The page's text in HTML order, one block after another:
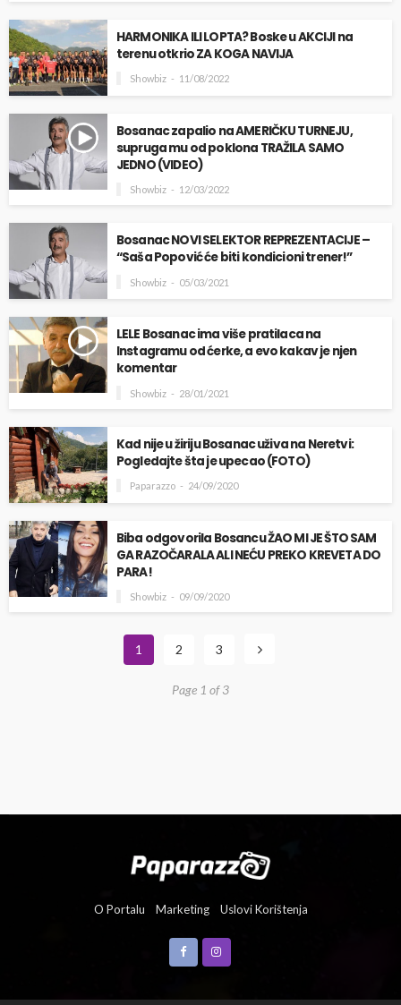
HARMONIKA ILI LOPTA? Boske u AKCIJI na
terenu otkrio ZA KOGA NAVIJA
Showbiz 11/08/2022
Bosanac zapalio na AMERIČKU TURNEJU,
supruga mu od poklona TRAŽILA SAMO
JEDNO (VIDEO)
Showbiz 12/03/2022
Bosanac NOVI SELEKTOR REPREZENTACIJE –
“Saša Popović će biti kondicioni trener!”
Showbiz 05/03/2021
LELE Bosanac ima više pratilaca na
Instagramu od ćerke, a evo kakav je njen
komentar
Showbiz 28/01/2021
Kad nije u žiriju Bosanac uživa na Neretvi:
Pogledajte šta je upecao (FOTO)
Paparazzo 24/09/2020
Biba odgovorila Bosancu ŽAO MI JE ŠTO SAM
GA RAZOČARALA ALI NEĆU PREKO KREVETA DO
PARA!
Showbiz 09/09/2020
1 2 3
Page 1 of 3
O Portalu Marketing Uslovi Korištenja